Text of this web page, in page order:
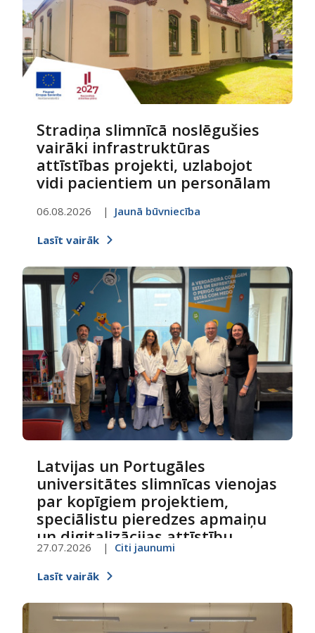
Stradiņa slimnīcā noslēgušies
vairāki infrastruktūras
attīstības projekti, uzlabojot
vidi pacientiem un personālam
06.08.2026 Jaunā būvniecība
Lasīt vairāk
Latvijas un Portugāles
universitātes slimnīcas vienojas
par kopīgiem projektiem,
speciālistu pieredzes apmaiņu
un digitalizācijas attīstību
27.07.2026 Citi jaunumi
Lasīt vairāk